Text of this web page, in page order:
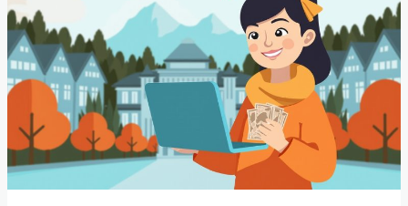
生
贷
款
全
攻
略：
南